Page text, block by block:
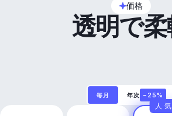
価格
透明で
毎月 年次 −25%
人気